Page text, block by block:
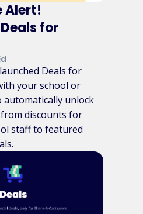
Alert!
for
Deals for
your school or
automatically unlock
discounts for
staff to featured